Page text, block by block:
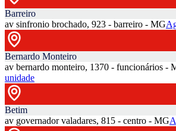
Barreiro
av sinfronio brochado, 923 - barreiro - MG
Bernardo Monteiro
av bernardo monteiro, 1370 - funcionários -
unidade
Betim
av governador valadares, 815 - centro - MG